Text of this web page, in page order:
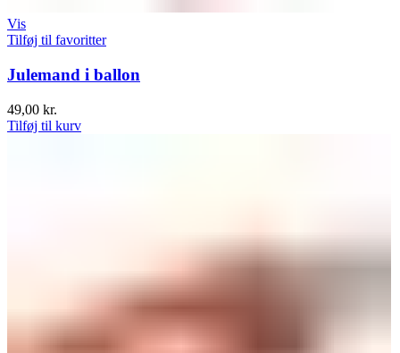
Vis
Tilføj til favoritter
Julemand i ballon
49,00 kr.
Tilføj til kurv